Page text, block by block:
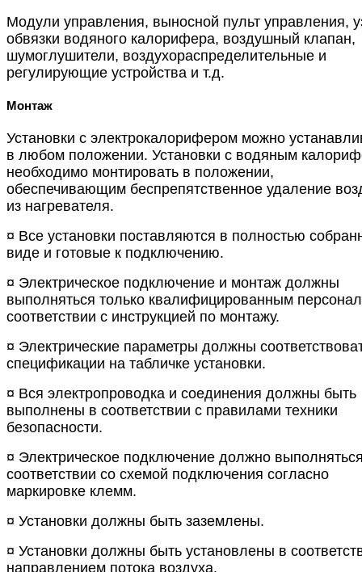
Модули управления, выносной пульт управления,
обвязки водяного калорифера, воздушный клапан,
шумоглушители, воздухораспределительные и
регулирующие устройства и т.д.
Монтаж
Установки с электрокалорифером можно
в любом положении. Установки с водяным
необходимо монтировать в положении,
обеспечивающим беспрепятственное удаление
из нагревателя.
¤ Все установки поставляются в полностью
виде и готовые к подключению.
¤ Электрическое подключение и монтаж должны
выполняться только квалифицированным
соответствии с инструкцией по монтажу.
¤ Электрические параметры должны
спецификации на табличке установки.
¤ Вся электропроводка и соединения должны быть
выполнены в соответствии c правилами техники
безопасности.
¤ Электрическое подключение должно
соответствии со схемой подключения согласно
маркировке клемм.
¤ Установки должны быть заземлены.
¤ Установки должны быть установлены в
направлением потока воздуха.